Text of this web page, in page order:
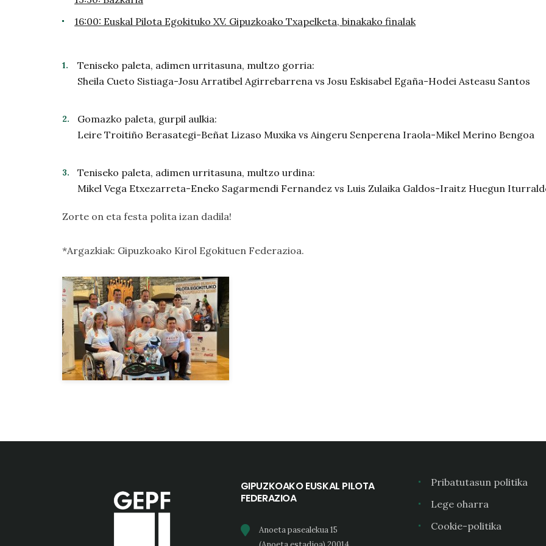
16:00: Euskal Pilota Egokituko XV. Gipuzkoako Txapelketa, binakako finalak
Teniseko paleta, adimen urritasuna, multzo gorria:
Sheila Cueto Sistiaga-Josu Arratibel Agirrebarrena vs Josu Eskisabel Egaña-Hodei Asteasu Santos
Gomazko paleta, gurpil aulkia:
Leire Troitiño Berasategi-Beñat Lizaso Muxika vs Aingeru Senperena Iraola-Mikel Merino Bengoa
Teniseko paleta, adimen urritasuna, multzo urdina:
Mikel Vega Etxezarreta-Eneko Sagarmendi Fernandez vs Luis Zulaika Galdos-Iraitz Huegun
Zorte on eta festa polita izan dadila!
*Argazkiak: Gipuzkoako Kirol Egokituen Federazioa.
GIPUZKOAKO EUSKAL PILOTA
FEDERAZIOA
Anoeta pasealekua 15
Pribatutasun politika
Lege oharra
Cookie-politika